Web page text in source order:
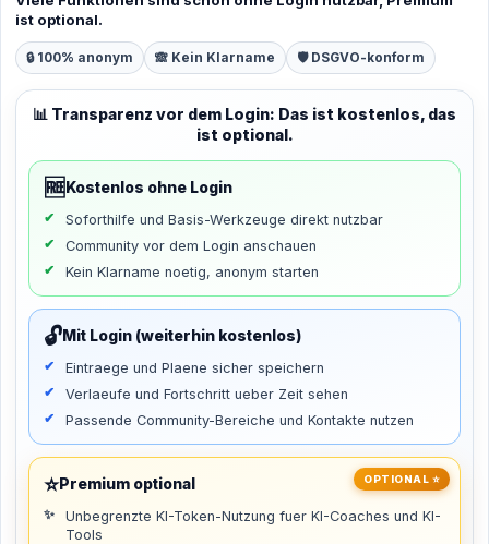
ist optional.
🔒 100% anonym 🙈 Kein Klarname 🛡️ DSGVO-konform
📊 Transparenz vor dem Login: Das ist kostenlos, das
ist optional.
🆓 Kostenlos ohne Login
Soforthilfe und Basis-Werkzeuge direkt nutzbar
Community vor dem Login anschauen
Kein Klarname noetig, anonym starten
🔓Mit Login (weiterhin kostenlos)
Eintraege und Plaene sicher speichern
Verlaeufe und Fortschritt ueber Zeit sehen
Passende Community-Bereiche und Kontakte nutzen
OPTIONAL ⭐
⭐Premium optional
Unbegrenzte KI-Token-Nutzung fuer KI-Coaches und KI-
Tools